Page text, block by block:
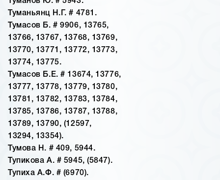
Туманьянц Н.Г. # 4781.
Тумасов Б. # 9906, 13765,
13766, 13767, 13768, 13769,
13770, 13771, 13772, 13773,
13774, 13775.
Тумасов Б.Е. # 13674, 13776,
13777, 13778, 13779, 13780,
13781, 13782, 13783, 13784,
13785, 13786, 13787, 13788,
13789, 13790, (12597,
13294, 13354).
Тумова Н. # 409, 5944.
Тупикова А. # 5945, (5847).
Тупиха А.Ф. # (6970).